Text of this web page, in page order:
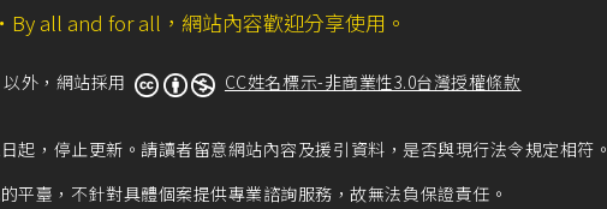
‧ By all and for all，網站內容歡迎分享使用。
外，網站採用 CC姓名標示-非商業性3.0台灣授權條款
起，停止更新。請讀者留意網站內容及援引資料，是否與現行法令規定相符。
平臺，不針對具體個案提供專業諮詢服務，故無法負保證責任。